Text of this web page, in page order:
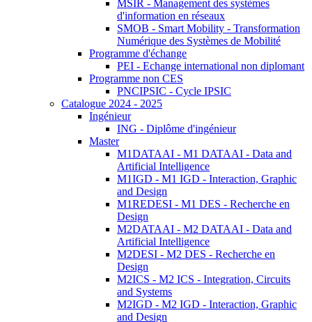
MSIR - Management des systèmes
d'information en réseaux
SMOB - Smart Mobility - Transformation
Numérique des Systèmes de Mobilité
Programme d'échange
PEI - Echange international non diplomant
Programme non CES
PNCIPSIC - Cycle IPSIC
Catalogue 2024 - 2025
Ingénieur
ING - Diplôme d'ingénieur
Master
M1DATAAI - M1 DATAAI - Data and
Artificial Intelligence
M1IGD - M1 IGD - Interaction, Graphic
and Design
M1REDESI - M1 DES - Recherche en
Design
M2DATAAI - M2 DATAAI - Data and
Artificial Intelligence
M2DESI - M2 DES - Recherche en
Design
M2ICS - M2 ICS - Integration, Circuits
and Systems
M2IGD - M2 IGD - Interaction, Graphic
and Design